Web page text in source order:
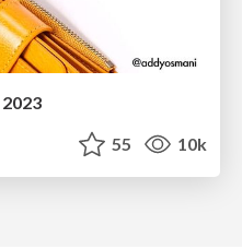
55 10k